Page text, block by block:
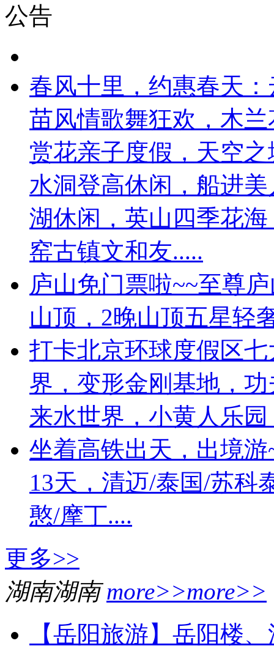
公告
春风十里，约惠春天
苗风情歌舞狂欢，木
赏花亲子度假，天空
水洞登高休闲，船进
湖休闲，英山四季花
窑古镇文和友.....
庐山免门票啦~~至尊
山顶，2晚山顶五星轻
打卡北京环球度假区
界，变形金刚基地，
来水世界，小黄人乐
坐着高铁出天，出境
13天，清迈/泰国/苏科
憨/摩丁....
更多>>
湖南湖南 more>>more>>
【岳阳旅游】岳阳楼